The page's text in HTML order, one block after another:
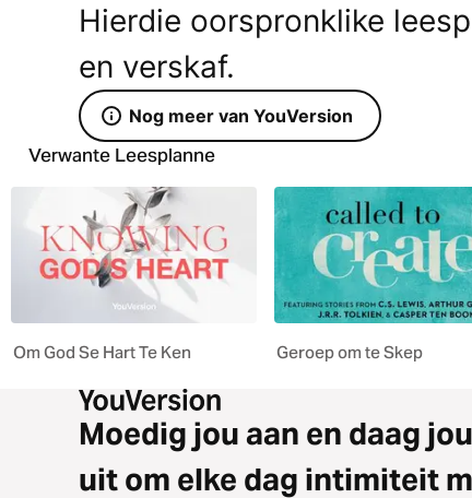
Hierdie oorspronklike
en verskaf.
Nog meer van YouVersion
Verwante Leesplanne
Om God Se Hart Te Ken Geroep om te Skep
Moedig jou aan en daag jou
uit om elke dag intimiteit